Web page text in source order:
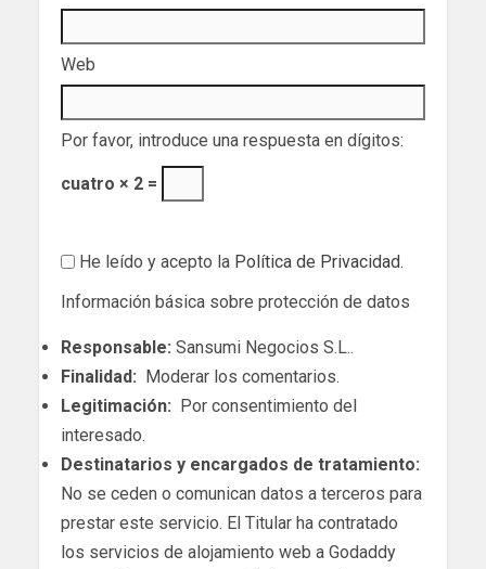
Web
Por favor, introduce una respuesta en dígitos:
cuatro × 2 =
He leído y acepto la Política de Privacidad.
Información básica sobre protección de datos
Responsable: Sansumi Negocios S.L..
Finalidad: Moderar los comentarios.
Legitimación: Por consentimiento del
interesado.
Destinatarios y encargados de tratamiento:
No se ceden o comunican datos a terceros para
prestar este servicio. El Titular ha contratado
los servicios de alojamiento web a Godaddy